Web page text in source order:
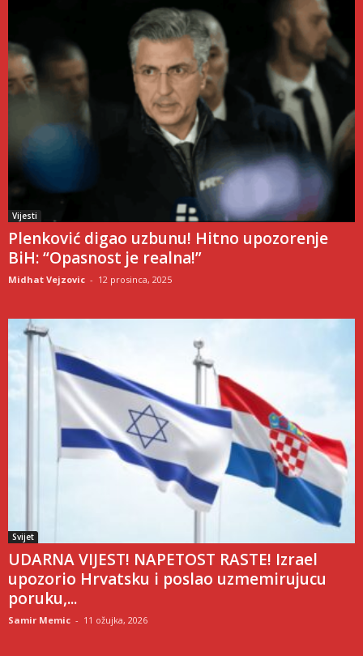
Vijesti
Plenković digao uzbunu! Hitno upozorenje
BiH: “Opasnost je realna!”
Midhat Vejzovic - 12 prosinca, 2025
Svijet
UDARNA VIJEST! NAPETOST RASTE! Izrael
upozorio Hrvatsku i poslao uzmemirujucu
poruku,...
Samir Memic - 11 ožujka, 2026